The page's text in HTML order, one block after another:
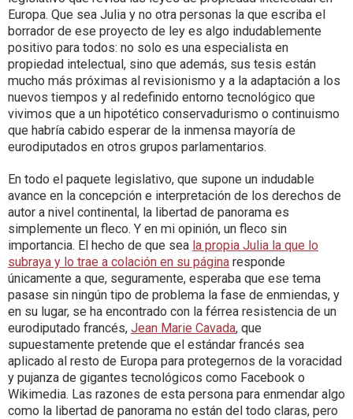
Europa. Que sea Julia y no otra personas la que escriba el
borrador de ese proyecto de ley es algo indudablemente
positivo para todos: no solo es una especialista en
propiedad intelectual, sino que además, sus tesis están
mucho más próximas al revisionismo y a la adaptación a los
nuevos tiempos y al redefinido entorno tecnológico que
vivimos que a un hipotético conservadurismo o continuismo
que habría cabido esperar de la inmensa mayoría de
eurodiputados en otros grupos parlamentarios.
En todo el paquete legislativo, que supone un indudable
avance en la concepción e interpretación de los derechos de
autor a nivel continental, la libertad de panorama es
simplemente un fleco. Y en mi opinión, un fleco sin
importancia. El hecho de que sea la propia Julia la que lo
subraya y lo trae a colación en su página responde
únicamente a que, seguramente, esperaba que ese tema
pasase sin ningún tipo de problema la fase de enmiendas, y
en su lugar, se ha encontrado con la férrea resistencia de un
eurodiputado francés, Jean Marie Cavada, que
supuestamente pretende que el estándar francés sea
aplicado al resto de Europa para protegernos de la voracidad
y pujanza de gigantes tecnológicos como Facebook o
Wikimedia. Las razones de esta persona para enmendar algo
como la libertad de panorama no están del todo claras, pero